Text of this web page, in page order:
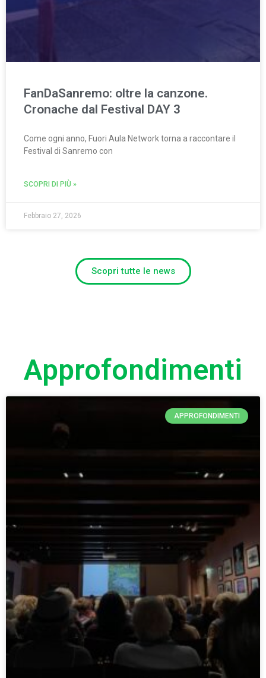
FanDaSanremo: oltre la canzone.
Cronache dal Festival DAY 3
Come ogni anno, Fuori Aula Network torna a raccontare il
Festival di Sanremo con
SCOPRI DI PIÙ »
Febbraio 27, 2026
Scopri tutte le news
Approfondimenti
APPROFONDIMENTI